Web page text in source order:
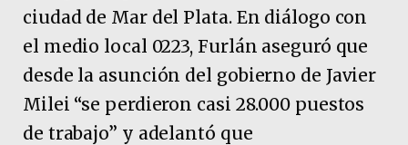
ciudad de Mar del Plata. En diálogo con
el medio local 0223, Furlán aseguró que
desde la asunción del gobierno de Javier
Milei “se perdieron casi 28.000 puestos
de trabajo” y adelantó que